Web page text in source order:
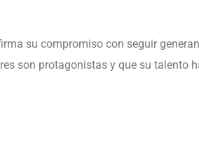
su compromiso con seguir
son protagonistas y que su talento